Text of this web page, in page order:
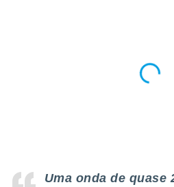
Uma onda de quase